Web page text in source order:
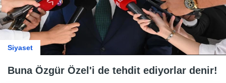
Siyaset
Buna Özgür Özel'i de tehdit ediyorlar denir!